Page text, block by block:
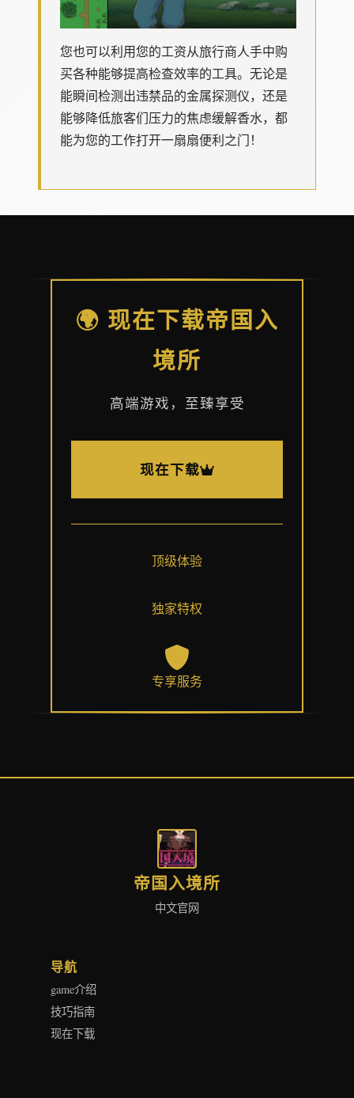
您也可以利用您的工资从旅行商人手中购
买各种能够提高检查效率的工具。无论是
能瞬间检测出违禁品的金属探测仪，还是
能够降低旅客们压力的焦虑缓解香水，都
能为您的工作打开一扇扇便利之门！
🌍 现在下载帝国入
境所
高端游戏，至臻享受
现在下载
顶级体验
独家特权
专享服务
帝国入境所
中文官网
导航
game介绍
技巧指南
现在下载